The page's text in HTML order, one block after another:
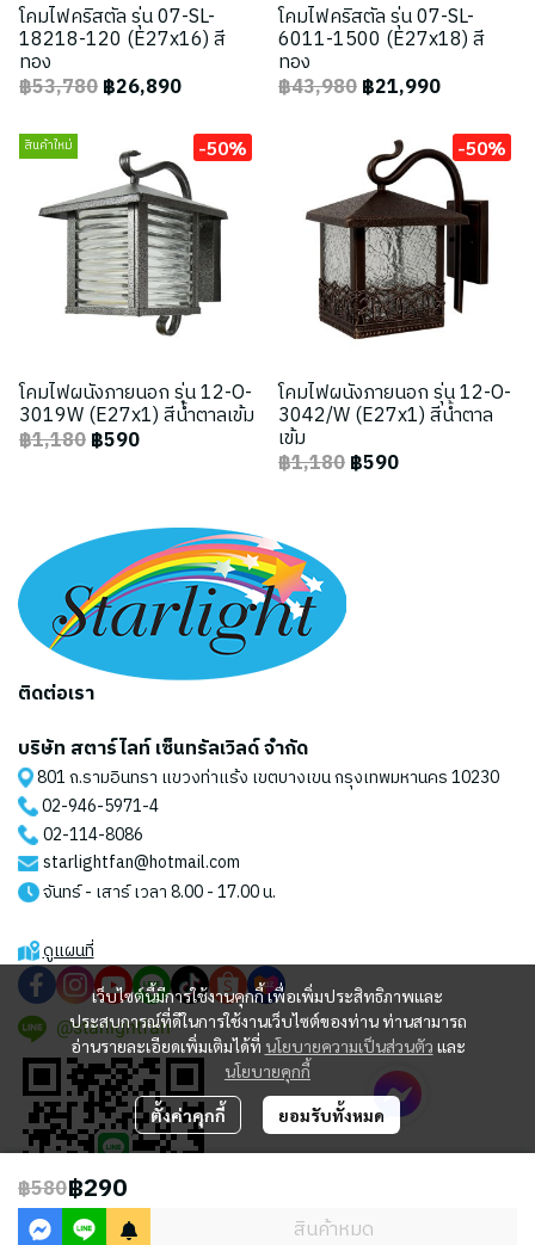
โคมไฟคริสตัล รุ่น 07-SL-
18218-120 (E27x16) สี
ทอง
฿53,780฿26,890
โคมไฟคริสตัล รุ่น 07-SL-
6011-1500 (E27x18) สี
ทอง
฿43,980฿21,990
สินค้าใหม่ -50%
โคมไฟผนังภายนอก รุ่น 12-O-
3019W (E27x1) สีน้ำตาลเข้ม
฿1,180฿590
-50%
โคมไฟผนังภายนอก รุ่น 12-O-
3042/W (E27x1) สีน้ำตาล
เข้ม
฿1,180฿590
฿580฿290
สินค้าหมด
เว็บไซต์นี้มีการใช้งานคุกกี้ เพื่อเพิ่มประสิทธิภาพและ
ประสบการณ์ที่ดีในการใช้งานเว็บไซต์ของท่าน ท่านสามารถ
อ่านรายละเอียดเพิ่มเติมได้ที่ นโยบายความเป็นส่วนตัว และ
นโยบายคุกกี้
ตั้งค่าคุกกี้ ยอมรับทั้งหมด
ติดต่อเรา
บริษัท สตาร์ไลท์ เซ็นทรัลเวิลด์ จำกัด
801 ถ.รามอินทรา แขวงท่าแร้ง เขตบางเขน กรุงเทพมหานคร 10230
02-946-5971-4
02-114-8086
starlightfan@hotmail.com
จันทร์ - เสาร์ เวลา 8.00 - 17.00 น.
ดูแผนที่
@starlightfan